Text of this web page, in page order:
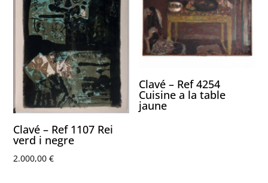
Clavé – Ref 1107 Rei
verd i negre
2.000,00€
Clavé – Ref 4254
Cuisine a la table
jaune